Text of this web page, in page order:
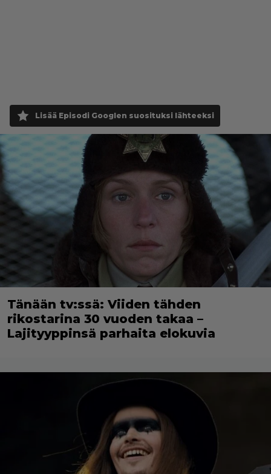
Lisää Episodi Googlen suosituksi lähteeksi
Tänään tv:ssä: Viiden tähden
rikostarina 30 vuoden takaa –
Lajityyppinsä parhaita elokuvia